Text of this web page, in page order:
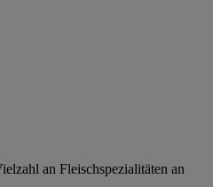
an Fleischspezialitäten an